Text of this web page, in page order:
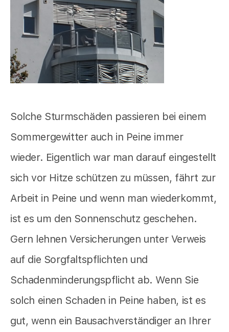
Solche Sturmschäden passieren bei einem
Sommergewitter auch in Peine immer
wieder. Eigentlich war man darauf eingestellt
sich vor Hitze schützen zu müssen, fährt zur
Arbeit in Peine und wenn man wiederkommt,
ist es um den Sonnenschutz geschehen.
Gern lehnen Versicherungen unter Verweis
auf die Sorgfaltspflichten und
Schadenminderungspflicht ab. Wenn Sie
solch einen Schaden in Peine haben, ist es
gut, wenn ein Bausachverständiger an Ihrer